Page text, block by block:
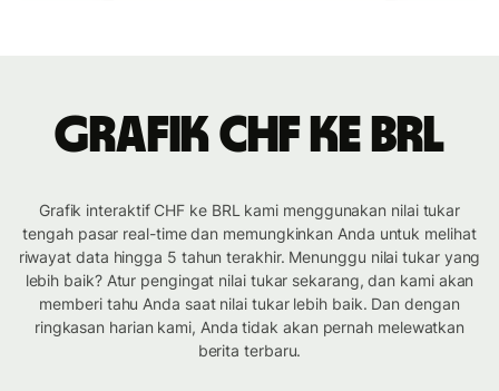
Grafik CHF ke BRL
Grafik interaktif CHF ke BRL kami menggunakan nilai tukar
tengah pasar real-time dan memungkinkan Anda untuk melihat
riwayat data hingga 5 tahun terakhir. Menunggu nilai tukar yang
lebih baik? Atur pengingat nilai tukar sekarang, dan kami akan
memberi tahu Anda saat nilai tukar lebih baik. Dan dengan
ringkasan harian kami, Anda tidak akan pernah melewatkan
berita terbaru.